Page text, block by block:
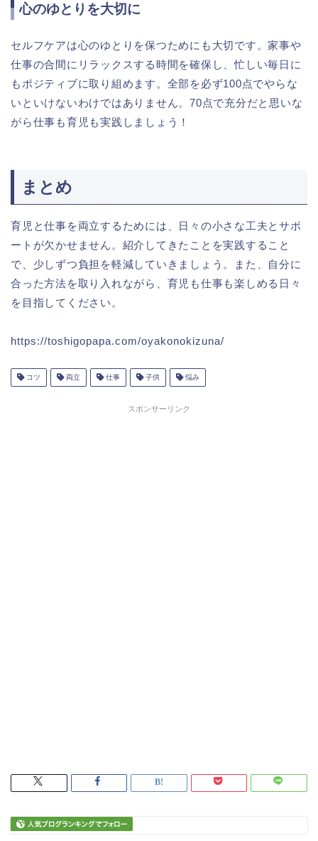
心のゆとりを大切に
セルフケアは心のゆとりを保つためにも大切です。家事や
仕事の合間にリラックスする時間を確保し、忙しい毎日に
もポジティブに取り組めます。全部を必ず100点でやらな
いといけないわけではありません。70点で充分だと思いな
がら仕事も育児も実践しましょう！
まとめ
育児と仕事を両立するためには、日々の小さな工夫とサポ
ートが欠かせません。紹介してきたことを実践すること
で、少しずつ負担を軽減していきましょう。また、自分に
合った方法を取り入れながら、育児も仕事も楽しめる日々
を目指してください。
https://toshigopapa.com/oyakonokizuna/
コツ 両立 仕事 子供 悩み
スポンサーリンク